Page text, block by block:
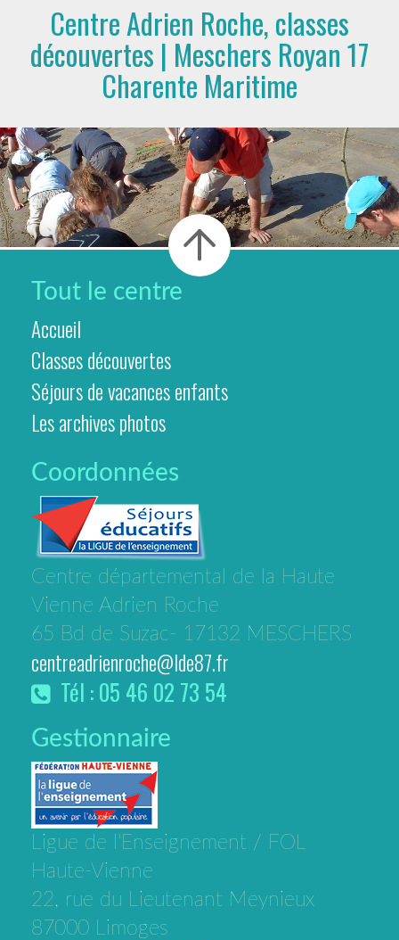
Centre Adrien Roche, classes
découvertes | Meschers Royan 17
Charente Maritime
Tout le centre
Accueil
Classes découvertes
Séjours de vacances enfants
Les archives photos
Coordonnées
Centre départemental de la Haute
Vienne Adrien Roche
65 Bd de Suzac- 17132 MESCHERS
centreadrienroche@lde87.fr
Tél : 05 46 02 73 54
Gestionnaire
Ligue de l'Enseignement / FOL
Haute-Vienne
22, rue du Lieutenant Meynieux
87000 Limoges